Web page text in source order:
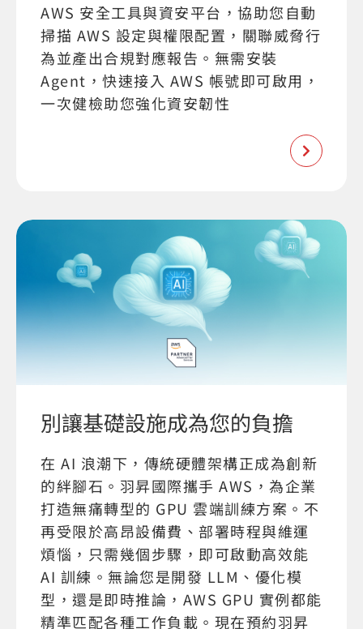
AWS 安全工具與資安平台，協助您自動
掃描 AWS 設定與權限配置，關聯威脅行
為並產出合規對應報告。無需安裝
Agent，快速接入 AWS 帳號即可啟用，
一次健檢助您強化資安韌性
別讓基礎設施成為您的負擔
在 AI 浪潮下，傳統硬體架構正成為創新
的絆腳石。羽昇國際攜手 AWS，為企業
打造無痛轉型的 GPU 雲端訓練方案。不
再受限於高昂設備費、部署時程與維運
煩惱，只需幾個步驟，即可啟動高效能
AI 訓練。無論您是開發 LLM、優化模
型，還是即時推論，AWS GPU 實例都能
精準匹配各種工作負載。現在預約羽昇